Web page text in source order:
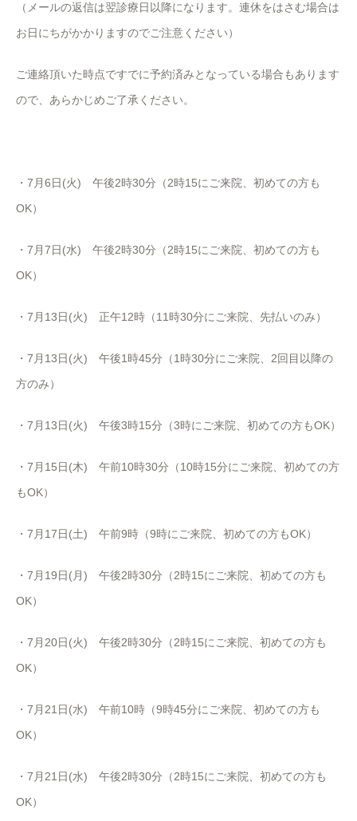
（メールの返信は翌診療日以降になります。連休をはさむ場合は
お日にちがかかりますのでご注意ください）
ご連絡頂いた時点ですでに予約済みとなっている場合もあります
ので、あらかじめご了承ください。
・7月6日(火) 午後2時30分（2時15にご来院、初めての方も
OK）
・7月7日(水) 午後2時30分（2時15にご来院、初めての方も
OK）
・7月13日(火) 正午12時（11時30分にご来院、先払いのみ）
・7月13日(火) 午後1時45分（1時30分にご来院、2回目以降の
方のみ）
・7月13日(火) 午後3時15分（3時にご来院、初めての方もOK）
・7月15日(木) 午前10時30分（10時15分にご来院、初めての方
もOK）
・7月17日(土) 午前9時（9時にご来院、初めての方もOK）
・7月19日(月) 午後2時30分（2時15にご来院、初めての方も
OK）
・7月20日(火) 午後2時30分（2時15にご来院、初めての方も
OK）
・7月21日(水) 午前10時（9時45分にご来院、初めての方も
OK）
・7月21日(水) 午後2時30分（2時15にご来院、初めての方も
OK）